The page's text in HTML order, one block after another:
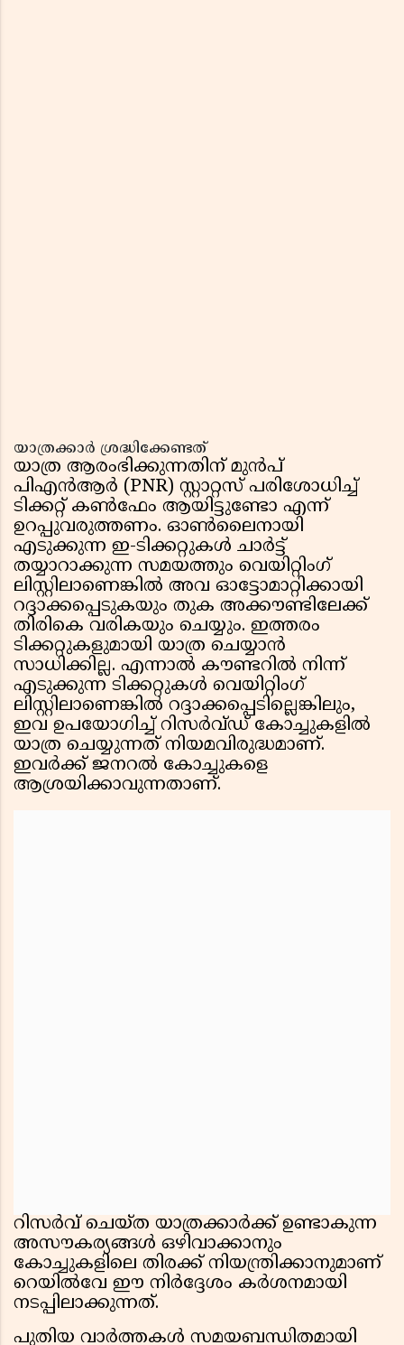
യാത്രക്കാർ ശ്രദ്ധിക്കേണ്ടത്
യാത്ര ആരംഭിക്കുന്നതിന് മുൻപ്
പിഎൻആർ (PNR) സ്റ്റാറ്റസ് പരിശോധിച്ച്
ടിക്കറ്റ് കൺഫേം ആയിട്ടുണ്ടോ എന്ന്
ഉറപ്പുവരുത്തണം. ഓൺലൈനായി
എടുക്കുന്ന ഇ-ടിക്കറ്റുകൾ ചാർട്ട്
തയ്യാറാക്കുന്ന സമയത്തും വെയിറ്റിംഗ്
ലിസ്റ്റിലാണെങ്കിൽ അവ ഓട്ടോമാറ്റിക്കായി
റദ്ദാക്കപ്പെടുകയും തുക അക്കൗണ്ടിലേക്ക്
തിരികെ വരികയും ചെയ്യും. ഇത്തരം
ടിക്കറ്റുകളുമായി യാത്ര ചെയ്യാൻ
സാധിക്കില്ല. എന്നാൽ കൗണ്ടറിൽ നിന്ന്
എടുക്കുന്ന ടിക്കറ്റുകൾ വെയിറ്റിംഗ്
ലിസ്റ്റിലാണെങ്കിൽ റദ്ദാക്കപ്പെടില്ലെങ്കിലും,
ഇവ ഉപയോഗിച്ച് റിസർവ്ഡ് കോച്ചുകളിൽ
യാത്ര ചെയ്യുന്നത് നിയമവിരുദ്ധമാണ്.
ഇവർക്ക് ജനറൽ കോച്ചുകളെ
ആശ്രയിക്കാവുന്നതാണ്.
റിസർവ് ചെയ്ത യാത്രക്കാർക്ക് ഉണ്ടാകുന്ന
അസൗകര്യങ്ങൾ ഒഴിവാക്കാനും
കോച്ചുകളിലെ തിരക്ക് നിയന്ത്രിക്കാനുമാണ്
റെയിൽവേ ഈ നിർദ്ദേശം കർശനമായി
നടപ്പിലാക്കുന്നത്.
പുതിയ വാർത്തകൾ സമയബന്ധിതമായി